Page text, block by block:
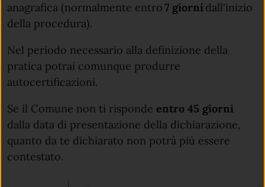
anagrafica (normalmente entro7 giorni dall'inizio
della procedura).
Nel periodo necessario alla definizione della
pratica potrai comunque produrre
autocertificazioni.
Se il Comune non ti risponde entro 45 giorni
dalla data di presentazione della dichiarazione,
quanto da te dichiarato non potrà più essere
contestato.